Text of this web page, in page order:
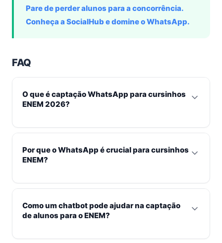
Pare de perder alunos para a concorrência.
Conheça a SocialHub e domine o WhatsApp.
FAQ
O que é captação WhatsApp para cursinhos
ENEM 2026?
É o uso estratégico do WhatsApp para atrair, qualificar
no ENEM 2026, utilizando automação, chatbot e CRM
Por que o WhatsApp é crucial para cursinhos
ENEM?
O WhatsApp é o canal de comunicação preferencial
Ele permite uma comunicação instantânea,
Como um chatbot pode ajudar na captação
de alunos para o ENEM?